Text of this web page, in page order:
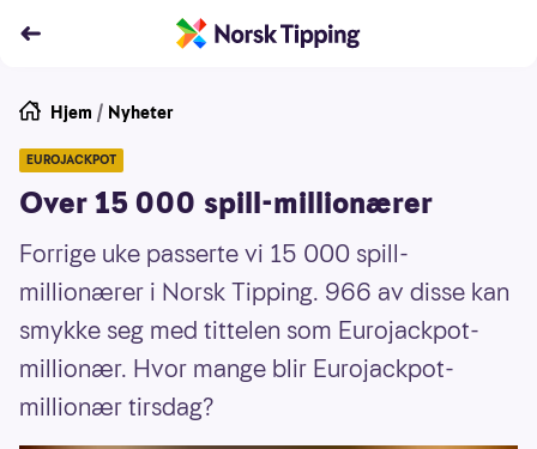
Hjem / Nyheter
EUROJACKPOT
Over 15 000 spill-millionærer
Forrige uke passerte vi 15 000 spill-
millionærer i Norsk Tipping. 966 av disse kan
smykke seg med tittelen som Eurojackpot-
millionær. Hvor mange blir Eurojackpot-
millionær tirsdag?